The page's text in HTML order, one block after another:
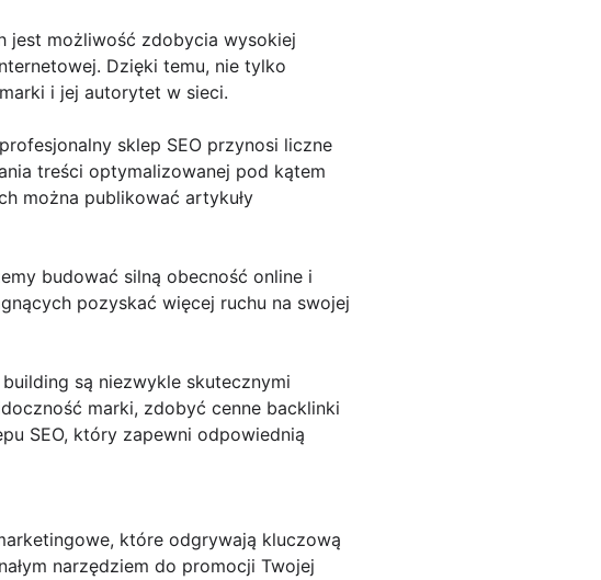
jest możliwość zdobycia wysokiej
Dzięki temu, nie tylko
i jej autorytet w sieci.
sklep SEO przynosi liczne
treści optymalizowanej pod kątem
można publikować artykuły
budować silną obecność online i
pozyskać więcej ruchu na swojej
są niezwykle skutecznymi
marki, zdobyć cenne backlinki
SEO, który zapewni odpowiednią
które odgrywają kluczową
narzędziem do promocji Twojej